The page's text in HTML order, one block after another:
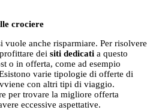
crociere
vuole anche risparmiare. Per risolvere
dei siti dedicati a questo
o in offerta, come ad esempio
varie tipologie di offerte di
con altri tipi di viaggio.
per trovare la migliore offerta
eccessive aspettative.